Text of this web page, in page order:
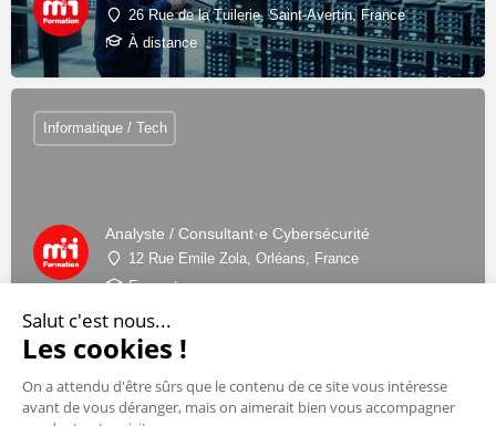
26 Rue de la Tuilerie, Saint-Avertin, France
À distance
Analyste / Consultant·e Cybersécurité
12 Rue Emile Zola, Orléans, France
En centre
Informatique / Tech
Salut c'est nous...
Les cookies !
On a attendu d'être sûrs que le contenu de ce site vous intéresse
avant de vous déranger, mais on aimerait bien vous accompagner